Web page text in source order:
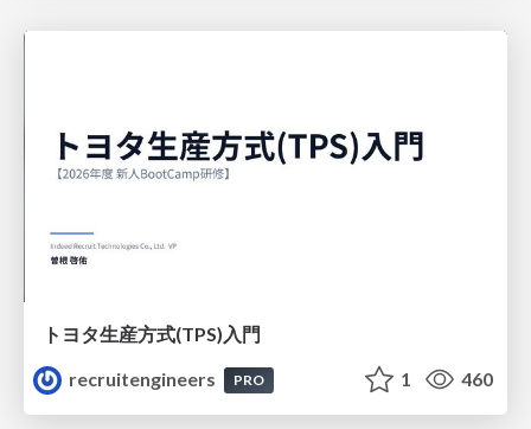
トヨタ⽣産⽅式(TPS)⼊⾨
recruitengineers
PRO 1 460